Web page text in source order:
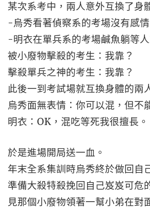
某次系考中，兩人意外互換了
-烏秀看著偵察系的考場沒有感情
-明衣在單兵系的考場鹹魚躺等人
被小廢物擊殺的考生：我靠？
擊殺單兵之神的考生：我靠？
此後一到考試場就互換身體的
烏秀面無表情：你可以混，但不
明衣：OK，混吃等死我很擅長。
於是進場開局送一血。
年末全系集訓時烏秀終於做回自
準備大殺特殺挽回自己岌岌可危
見那個小廢物領著一幫小弟在對